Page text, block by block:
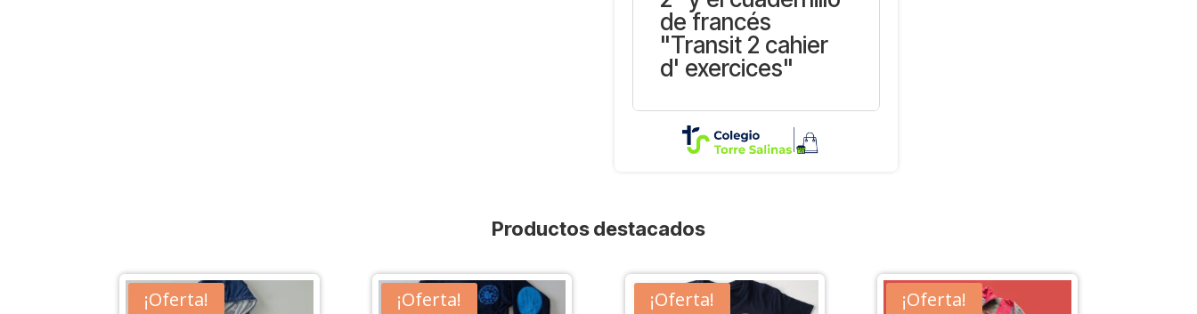
de francés
"Transit 2 cahier
d' exercices"
Productos destacados
¡Oferta! ¡Oferta! ¡Oferta! ¡Oferta!